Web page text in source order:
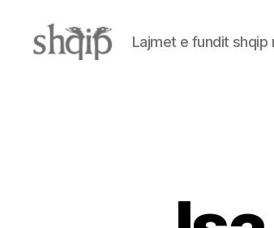
Lajmet e fundit shqip